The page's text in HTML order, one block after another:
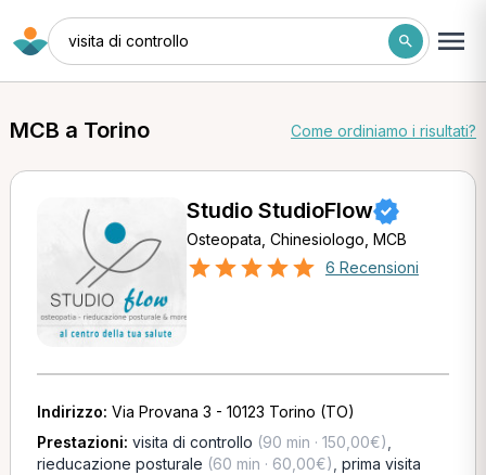
visita di controllo
MCB a Torino Come ordiniamo i risultati?
Studio StudioFlow
Osteopata, Chinesiologo, MCB
6 Recensioni
Indirizzo: Via Provana 3 - 10123 Torino (TO)
Prestazioni: visita di controllo (90 min · 150,00€)
rieducazione posturale (60 min · 60,00€) prima visita